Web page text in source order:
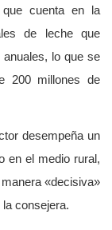
cuenta en la
de leche que
lo que se
200 millones de
desempeña un
en el medio rural,
«decisiva»
consejera.